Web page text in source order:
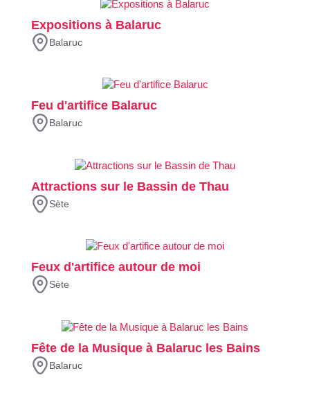
Expositions à Balaruc
Balaruc
Feu d'artifice Balaruc
Balaruc
Attractions sur le Bassin de Thau
Sète
Feux d'artifice autour de moi
Sète
Fête de la Musique à Balaruc les Bains
Balaruc